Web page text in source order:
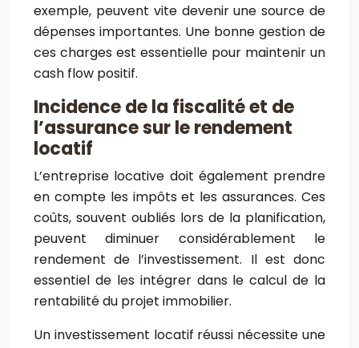
exemple, peuvent vite devenir une source de
dépenses importantes. Une bonne gestion de
ces charges est essentielle pour maintenir un
cash flow positif.
Incidence de la fiscalité et de
l’assurance sur le rendement
locatif
L’entreprise locative doit également prendre
en compte les impôts et les assurances. Ces
coûts, souvent oubliés lors de la planification,
peuvent diminuer considérablement le
rendement de l’investissement. Il est donc
essentiel de les intégrer dans le calcul de la
rentabilité du projet immobilier.
Un investissement locatif réussi nécessite une